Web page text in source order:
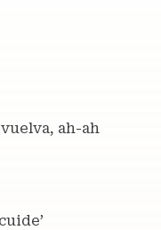
ah-ah